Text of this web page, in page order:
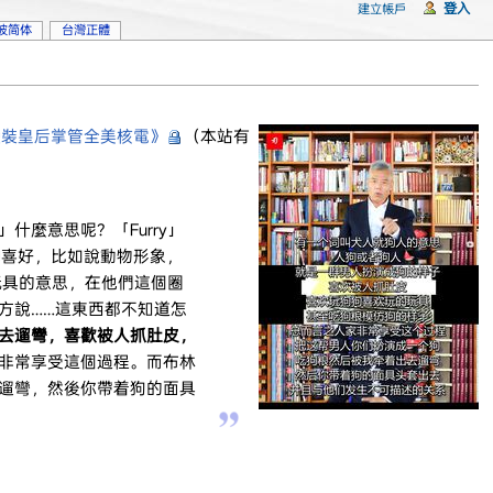
皇后掌管全美核電》
（本站有
什麼意思呢？「Furry」
，比如說動物形象，
的意思，在他們這個圈
說……這東西都不知道怎
遛彎，喜歡被人抓肚皮，
常享受這個過程。而布林
彎，然後你帶着狗的面具
简体 台灣正體
建立帳戶 登入